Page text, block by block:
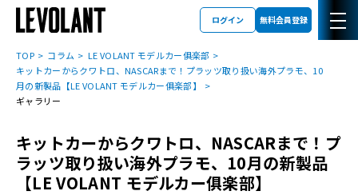
ログイン 無料会員登録
TOP コラム
LE VOLANT モデルカー俱楽部
キットカーからクワトロ、NASCARまで！プラッツ取り扱い海外プラモ、10
月の新製品【LE VOLANT モデルカー俱楽部】
ギャラリー
キットカーからクワトロ、NASCARまで！プ
ラッツ取り扱い海外プラモ、10月の新製品
【LE VOLANT モデルカー俱楽部】